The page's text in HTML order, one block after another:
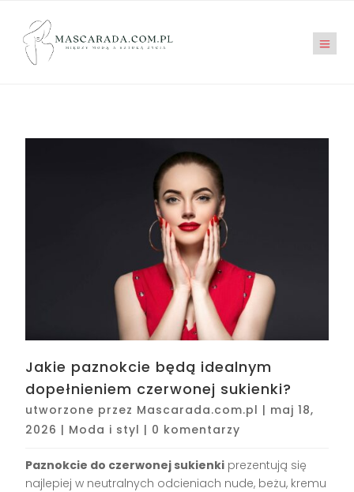
Jakie paznokcie będą idealnym
dopełnieniem czerwonej sukienki?
utworzone przez Mascarada.com.pl | maj 18,
2026 | Moda i styl | 0 komentarzy
Paznokcie do czerwonej sukienki prezentują się
najlepiej w neutralnych odcieniach nude, beżu, kremu